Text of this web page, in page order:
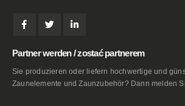
Partner werden / zostać partnerem
Sie produzieren oder liefern hochwertige und
Zaunelemente und Zaunzubehör? Dann melden